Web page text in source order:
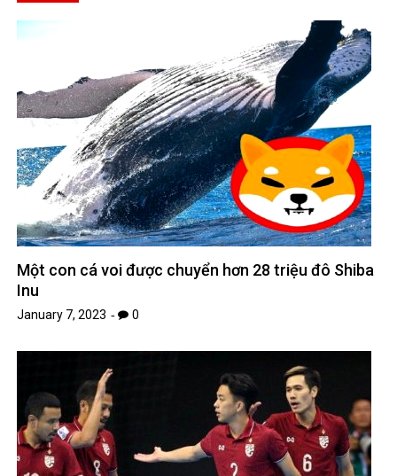
Một con cá voi được chuyển hơn 28 triệu đô Shiba
Inu
January 7, 2023 0